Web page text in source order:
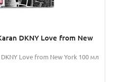
DKNY Love from New
Love from New York 100 мл